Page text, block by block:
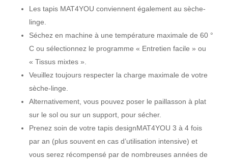
Les tapis MAT4YOU conviennent également au sèche-
linge.
Séchez en machine à une température maximale de 60 °
C ou sélectionnez le programme « Entretien facile » ou
« Tissus mixtes ».
Veuillez toujours respecter la charge maximale de votre
sèche-linge.
Alternativement, vous pouvez poser le paillasson à plat
sur le sol ou sur un support, pour sécher.
Prenez soin de votre tapis designMAT4YOU 3 à 4 fois
par an (plus souvent en cas d’utilisation intensive) et
vous serez récompensé par de nombreuses années de